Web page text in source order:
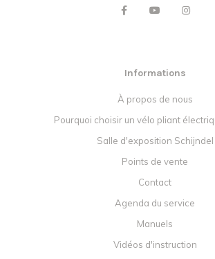
Informations
À propos de nous
Pourquoi choisir un vélo pliant
Salle d'exposition Schijndel
Points de vente
Contact
Agenda du service
Manuels
Vidéos d'instruction